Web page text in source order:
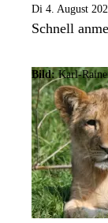
Di 4. August
Schnell
Bild: Karl-